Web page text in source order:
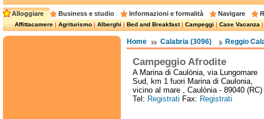
Alloggiare Business e studio Informazioni e formalità Navigare
Affittacamere|Agriturismo|Alberghi|Bed and Breakfast|Campeggi|Case Vacanza
Home Calabria (3096) Reggio
Campeggio Afrodite
A Marina di Caulònia, via Lungomare
Sud, km 1 fuori Marina di Caulonia,
vicino al mare , Caulònia - 89040 (RC)
Tel: Registrati Fax: Registrati